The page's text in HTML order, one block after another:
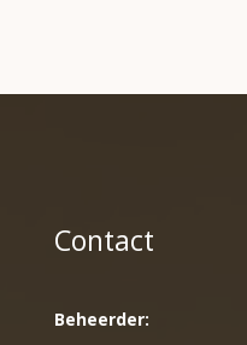
Contact
Beheerder: